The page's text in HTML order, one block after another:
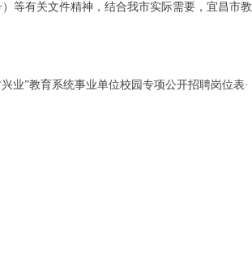
有关文件精神，结合我市实际需要，宜昌市教
”教育系统事业单位校园专项公开招聘岗位表·